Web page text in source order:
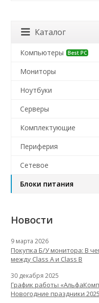
Каталог
Компьютеры Best PC
Мониторы
Ноутбуки
Серверы
Комплектующие
Периферия
Сетевое
Блоки питания
Новости
9 марта 2026
Покупка Б/У монитора: В
между Class A и Class B
30 декабря 2025
График работы
Новогодние праздники